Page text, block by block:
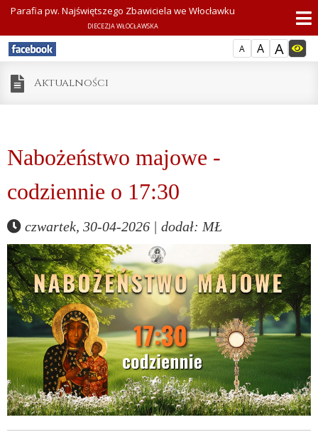
A A A
Parafia pw. Najświętszego Zbawiciela we Włocławku
DIECEZJA WŁOCŁAWSKA
Aktualności
Nabożeństwo majowe -
codziennie o 17:30
czwartek, 30-04-2026 | dodał: MŁ